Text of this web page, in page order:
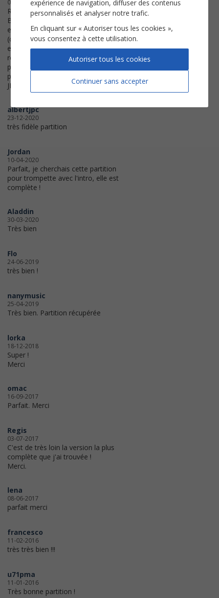
08-04-2022
Relevé parfait et pro, rien à redire.
Bravo pour ce travail. Je suis
enseignant en section spécialisée
(conservatoire et lycée spécialisé)
et je peux dire que j’en ai vu des
relevés fantaisistes et des
partitions fausses!... Ici, c’est
parfaitement fiable!
JML
albertjpc
23-12-2020
très fidèle partition
Jordan
10-04-2020
Parfait, je cherchais cette partition
pour trompette avec l'intro, elle est
complète !
Aladdin
30-03-2020
Très bien
Flo
24-06-2019
très bien !
nanymusic
25-04-2019
Très bien. Partition récupérée
lorka
18-12-2018
Super !
Merci
omac
16-09-2017
Parfait. Merci
Regis
03-07-2017
C'est de très loin la version la plus
complète que j'ai trouvée !
Merci.
lena
08-06-2017
parfait merci
francesco
11-02-2016
très très bien !!!
u71pma
11-01-2016
Très bonne partition !
expérience de navigation, diffuser des contenus
personnalisés et analyser notre trafic.
En cliquant sur « Autoriser tous les cookies »,
vous consentez à cette utilisation.
Continuer sans accepter
Autoriser tous les cookies